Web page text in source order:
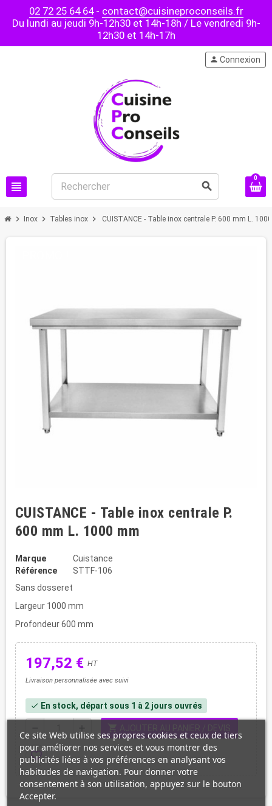
02 72 25 64 64- contact@cuisineproconseils.fr
Du lundi au jeudi 9h-12h30 et 14h-18h / Le vendredi 9h-
12h30 et 14h-17h
view_headline search
person Connexion
0
chevron_right Inox chevron_right Tables inox chevron_right CUISTANCE - Table inox centrale P. 600 mm L.
CUISTANCE - Table inox centrale P.
600 mm L. 1000 mm
Marque
Cuistance
Référence
STTF-106
Sans dosseret
Largeur 1000 mm
Profondeur 600 mm
197,52 € HT
Livraison personnalisée avec suivi
check En stock, départ sous 1 à 2 jours ouvrés
shopping_cart AJOUTER AU PANIER / DEVIS
favorite_border
Ce site Web utilise ses propres cookies et ceux de tiers
pour améliorer nos services et vous montrer des
publicités liées à vos préférences en analysant vos
habitudes de navigation. Pour donner votre
consentement à son utilisation, appuyez sur le bouton
Accepter.